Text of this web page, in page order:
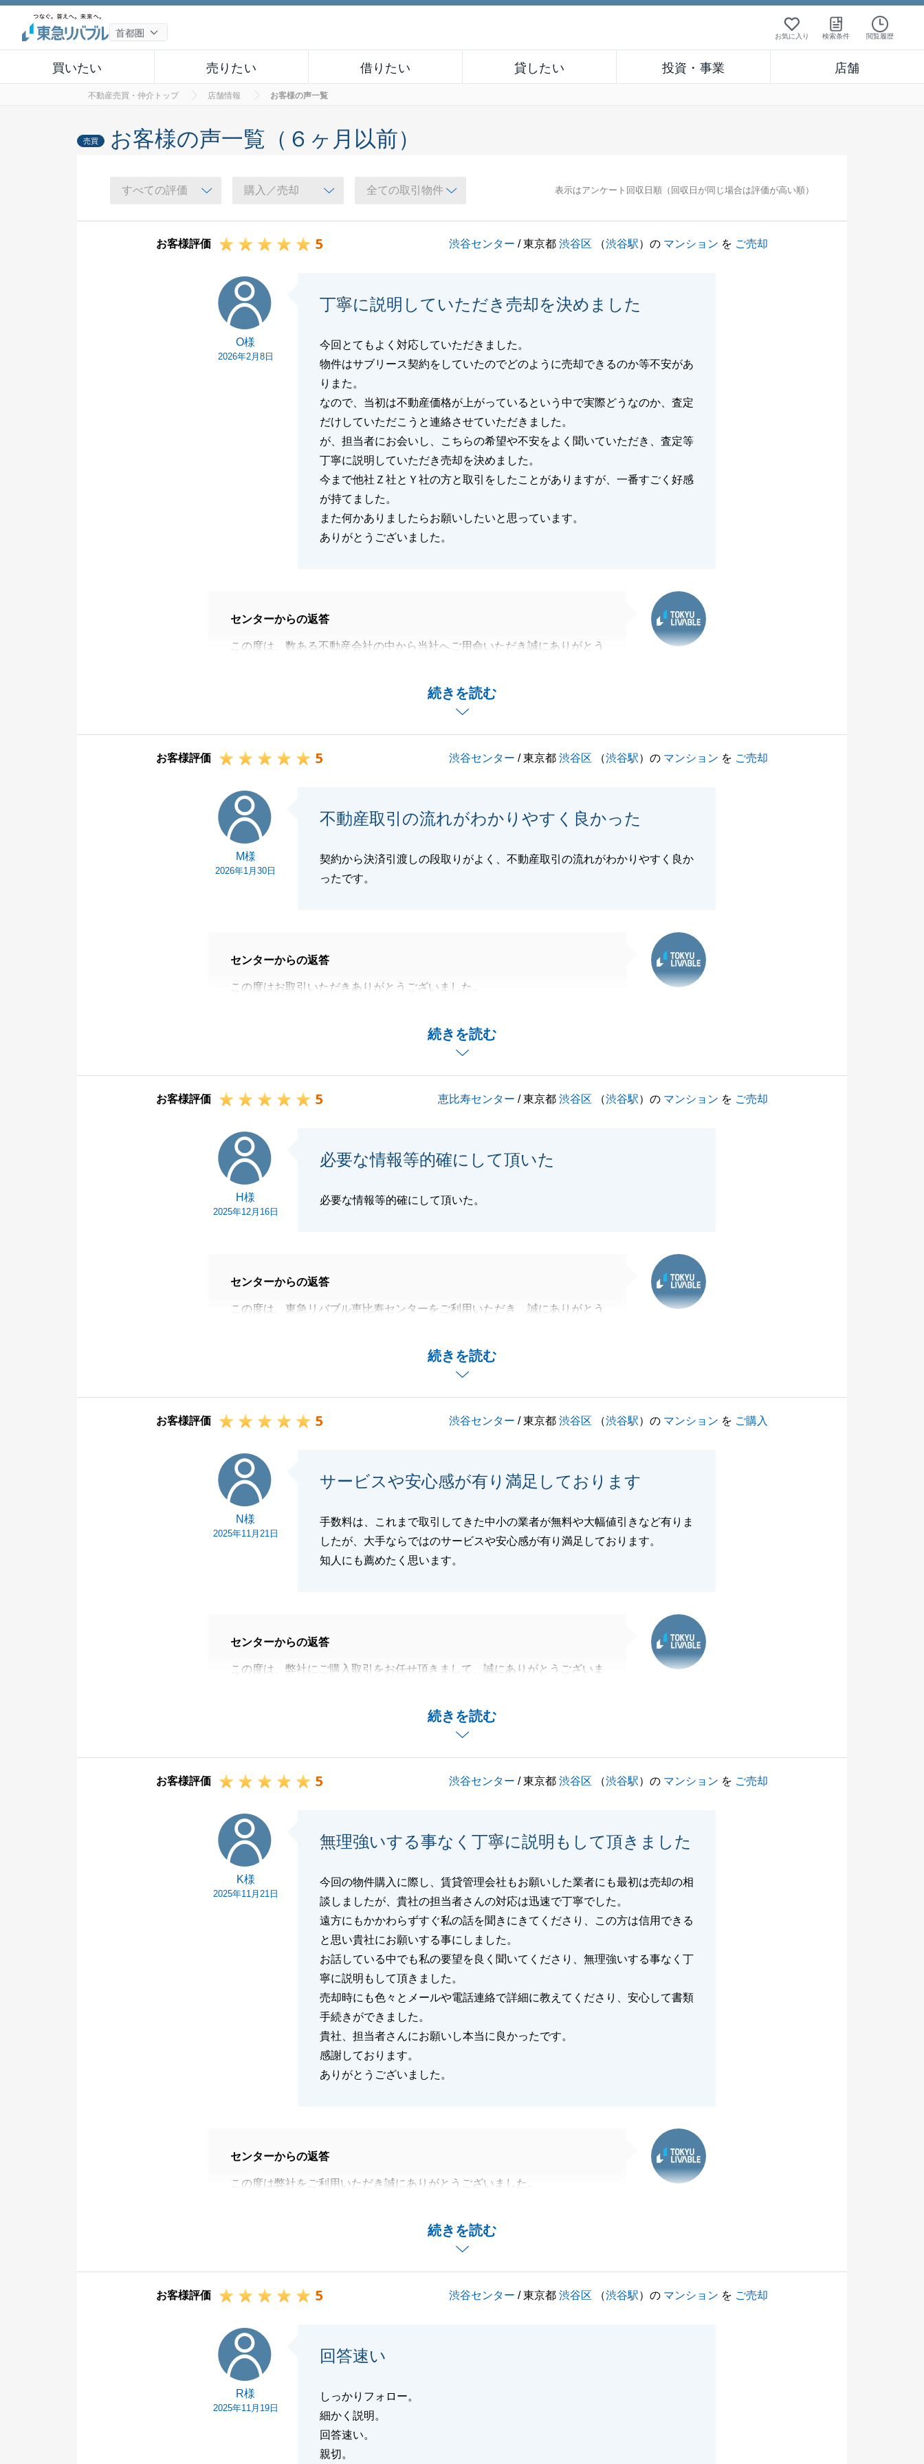
お気に入り 検索条件 閲覧履歴
買いたい 売りたい 借りたい 貸したい 投資・事業 店舗
不動産売買・仲介トップ 店舗情報 お客様の声一覧
売買 お客様の声一覧（６ヶ月以前）
表示はアンケート回収日順（回収日が同じ場合は評価が高い順）
お客様評価 5 渋谷センター / 東京都渋谷区 （渋谷駅）の マンション を ご売却
O様
2026年2月8日
丁寧に説明していただき売却を決めました
今回とてもよく対応していただきました。
物件はサブリース契約をしていたのでどのように売却できるのか等不安があ
りまた。
なので、当初は不動産価格が上がっているという中で実際どうなのか、査定
だけしていただこうと連絡させていただきました。
が、担当者にお会いし、こちらの希望や不安をよく聞いていただき、査定等
丁寧に説明していただき売却を決めました。
今まで他社Ｚ社とＹ社の方と取引をしたことがありますが、一番すごく好感
が持てました。
また何かありましたらお願いしたいと思っています。
ありがとうございました。
続きを読む
センターからの返答
この度は、数ある不動産会社の中から当社へご用命いただき誠にありがとう
また温かいメッセージをいただけたこと、重ねて御礼申し上げます。
当初、サブリース契約物件のご売却に強いご不安を抱かれていた中、私を信
た」と仰っていただけたことは、営業担当としてこれ以上ない喜びであり、
当社では、単なる査定価格の提示だけでなく、お客様の不安を安心に変える
丁寧なサポートを大切にしております。
今後も不動産に関することでお困りごとがございましたら、ぜひお気軽にご
相談ください。
素敵なご縁をいただき、誠にありがとうございました。
お客様評価 5 渋谷センター / 東京都渋谷区 （渋谷駅）の マンション を ご売却
M様
2026年1月30日
不動産取引の流れがわかりやすく良かった
契約から決済引渡しの段取りがよく、不動産取引の流れがわかりやすく良か
ったです。
続きを読む
センターからの返答
この度はお取引いただきありがとうございました。
引き続き、お取引ができますと幸いです。よろしくお願いいたします。
お客様評価 5 恵比寿センター / 東京都渋谷区 （渋谷駅）の マンション を ご売却
H様
2025年12月16日
必要な情報等的確にして頂いた
必要な情報等的確にして頂いた。
続きを読む
センターからの返答
この度は、東急リバブル恵比寿センターをご利用いただき、誠にありがとう
H様がご所有者様に代わり、お部屋の整理や書類の準備等を迅速に進めてく
ださったおかげで、スムーズにお引き渡しを終えることができ大変感謝して
お気軽にご連絡ください。
閉じる
お客様評価 5 渋谷センター / 東京都渋谷区 （渋谷駅）の マンション を ご購入
N様
2025年11月21日
サービスや安心感が有り満足しております
手数料は、これまで取引してきた中小の業者が無料や大幅値引きなど有りま
したが、大手ならではのサービスや安心感が有り満足しております。
知人にも薦めたく思います。
続きを読む
センターからの返答
この度は、弊社にご購入取引をお任せ頂きまして、誠にありがとうございま
かねてからのご希望であったマンションをご購入頂けて、私自身も嬉しく思
お知り合いの方で不動産に関するお悩みがある方がいらっしゃいましたら、
今後とも弊社にご愛顧賜りますようお願い申し上げます。
閉じる
お客様評価 5 渋谷センター / 東京都渋谷区 （渋谷駅）の マンション を ご売却
K様
2025年11月21日
無理強いする事なく丁寧に説明もして頂きました
今回の物件購入に際し、賃貸管理会社もお願いした業者にも最初は売却の相
談しましたが、貴社の担当者さんの対応は迅速で丁寧でした。
遠方にもかかわらずすぐ私の話を聞きにきてくださり、この方は信用できる
と思い貴社にお願いする事にしました。
お話している中でも私の要望を良く聞いてくださり、無理強いする事なく丁
寧に説明もして頂きました。
売却時にも色々とメールや電話連絡で詳細に教えてくださり、安心して書類
手続きができました。
貴社、担当者さんにお願いし本当に良かったです。
感謝しております。
ありがとうございました。
続きを読む
センターからの返答
この度は弊社をご利用いただき誠にありがとうございました。
取引自体は完了致しましたが、今後とも変わらぬお付き合いが出来ればと存
引き続き、どうぞ宜しくお願いいたします。
お客様評価 5 渋谷センター / 東京都渋谷区 （渋谷駅）の マンション を ご売却
R様
2025年11月19日
回答速い
しっかりフォロー。
細かく説明。
回答速い。
親切。